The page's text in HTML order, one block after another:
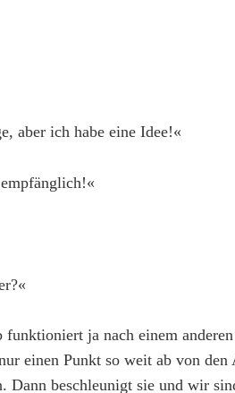
aber ich habe eine Idee!«
funktioniert ja nach einem
einen Punkt so weit ab von
Dann beschleunigt sie und wir